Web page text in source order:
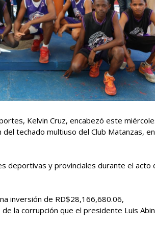
Kelvin Cruz, encabezó este
techado multiuso del Club Matanzas,
deportivas y provinciales durante el acto
inversión de RD$28,166,680.06,
la corrupción que el presidente Luis